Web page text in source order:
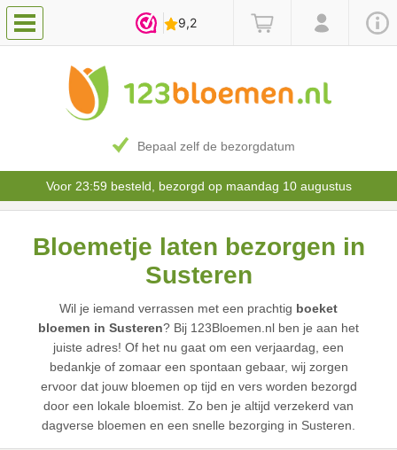
Bepaal zelf de bezorgdatum
Voor 23:59 besteld, bezorgd op maandag 10 augustus
Bloemetje laten bezorgen in
Susteren
Wil je iemand verrassen met een prachtig boeket
bloemen in Susteren? Bij 123Bloemen.nl ben je aan het
juiste adres! Of het nu gaat om een verjaardag, een
bedankje of zomaar een spontaan gebaar, wij zorgen
ervoor dat jouw bloemen op tijd en vers worden bezorgd
door een lokale bloemist. Zo ben je altijd verzekerd van
dagverse bloemen en een snelle bezorging in Susteren.